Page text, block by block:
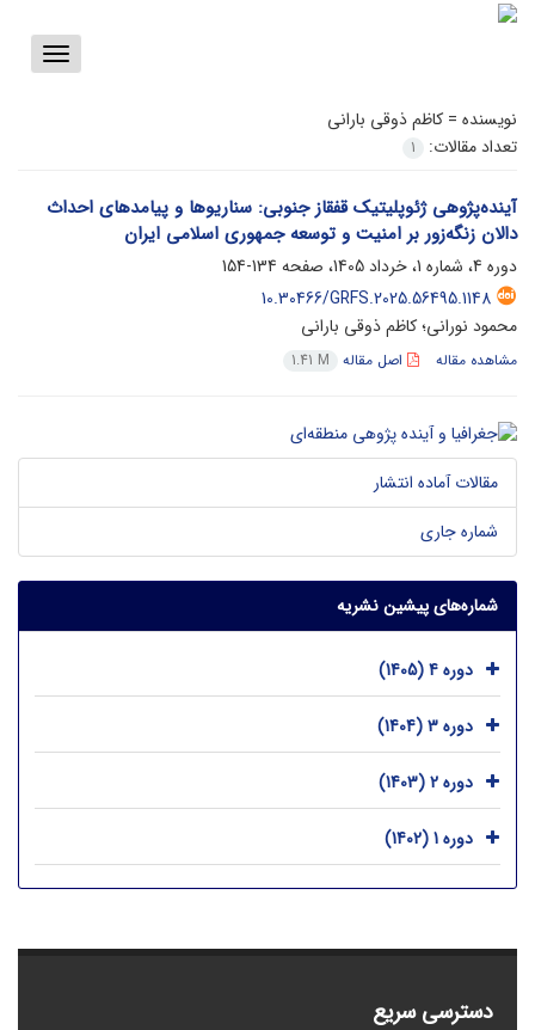
Toggle
نویسنده = کاظم ذوقی بارانی
تعداد مقالات:
1
آینده‌پژوهی ژئوپلیتیک قفقاز جنوبی: سناریوها و پیامدهای احداث
دالان زنگه‌زور بر امنیت و توسعه جمهوری اسلامی ایران
دوره 4، شماره 1، خرداد 1405، صفحه
134-154
10.30466/GRFS.2025.56495.1148
محمود نورانی؛ کاظم ذوقی بارانی
مشاهده مقاله اصل مقاله 1.41 M
مقالات آماده انتشار
شماره جاری
شماره‌های پیشین نشریه
دوره 4 (1405)
دوره 3 (1404)
دوره 2 (1403)
دوره 1 (1402)
دسترسی سریع